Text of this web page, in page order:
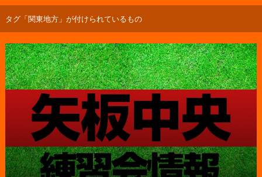
タグ「関東地方」が付けられているもの